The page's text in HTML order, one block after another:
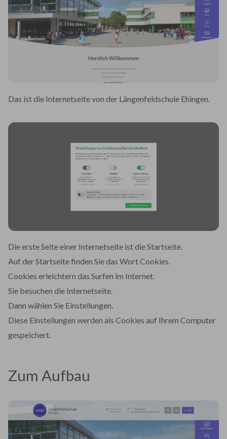
Das ist die Internetseite von der Längenfeldschule Ehingen.
Die erste Seite einer Internetseite ist die Startseite.
Auf der Startseite finden Sie das Wort Cookies.
Cookies erleichtern das Surfen im Internet.
Sie besuchen die Internetseite.
Dann wählen Sie Einstellungen.
Diese Einstellungen werden als Cookies auf Ihrem Computer
gespeichert.
Zum Aufbau